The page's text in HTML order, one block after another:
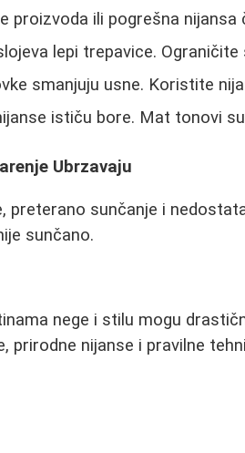
proizvoda ili pogrešna nijansa
lepi trepavice. Ograničite
smanjuju usne. Koristite
ističu bore. Mat tonovi
Ubrzavaju
preterano sunčanje i
sunčano.
nege i stilu mogu
prirodne nijanse i pravilne